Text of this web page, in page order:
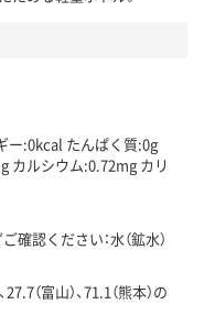
ー:0kcal たんぱく質:0g
カルシウム:0.72mg カリ
認ください：水（鉱水）
（富山）、71.1（熊本）の